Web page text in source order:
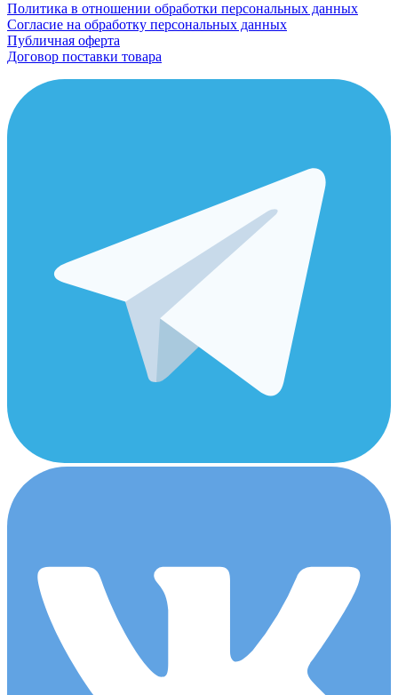
Политика в отношении обработки персональных данных
Согласие на обработку персональных данных
Публичная оферта
Договор поставки товара